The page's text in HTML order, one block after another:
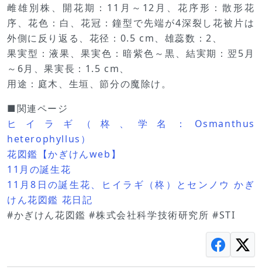
雌雄別株、開花期：11月～12月、花序形：散形花
序、花色：白、花冠：鐘型で先端が4深裂し花被片は
外側に反り返る、花径：0.5 cm、雄蕊数：2、
果実型：液果、果実色：暗紫色～黒、結実期：翌5月
～6月、果実長：1.5 cm、
用途：庭木、生垣、節分の魔除け。
■関連ページ
ヒイラギ（柊、学名：Osmanthus
heterophyllus）
花図鑑【かぎけんweb】
11月の誕生花
11月8日の誕生花、ヒイラギ（柊）とセンノウ かぎ
けん花図鑑 花日記
#かぎけん花図鑑 #株式会社科学技術研究所 #STI